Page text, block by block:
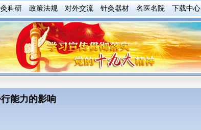
科研 政策法规 对外交流 针灸器材 名医名院 下载中心
能力的影响